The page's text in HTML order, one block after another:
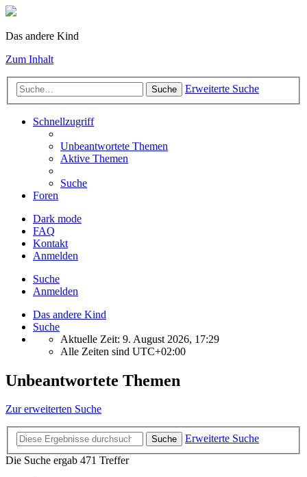
Das andere Kind
Zum Inhalt
Suche Erweiterte Suche
Schnellzugriff
Unbeantwortete Themen
Aktive Themen
Suche
Foren
Dark mode
FAQ
Kontakt
Anmelden
Suche
Anmelden
Das andere Kind
Suche
Aktuelle Zeit: 9. August 2026, 17:29
Alle Zeiten sind UTC+02:00
Unbeantwortete Themen
Zur erweiterten Suche
Suche
Erweiterte Suche
Die Suche ergab 471 Treffer